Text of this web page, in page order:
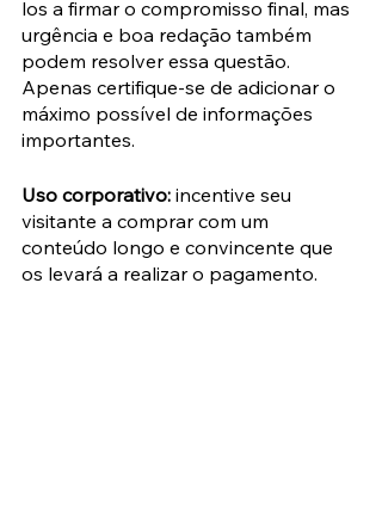
los a firmar o compromisso final, mas
urgência e boa redação também
podem resolver essa questão.
Apenas certifique-se de adicionar o
máximo possível de informações
importantes.
Uso corporativo: incentive seu
visitante a comprar com um
conteúdo longo e convincente que
os levará a realizar o pagamento.